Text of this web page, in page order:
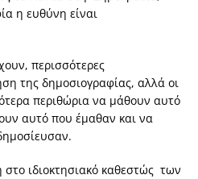
η ευθύνη είναι
περισσότερες
της δημοσιογραφίας, αλλά οι
περιθώρια να μάθουν αυτό
αυτό που έμαθαν και να
ιδιοκτησιακό καθεστώς των